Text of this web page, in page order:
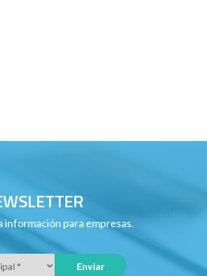
información para empresas.